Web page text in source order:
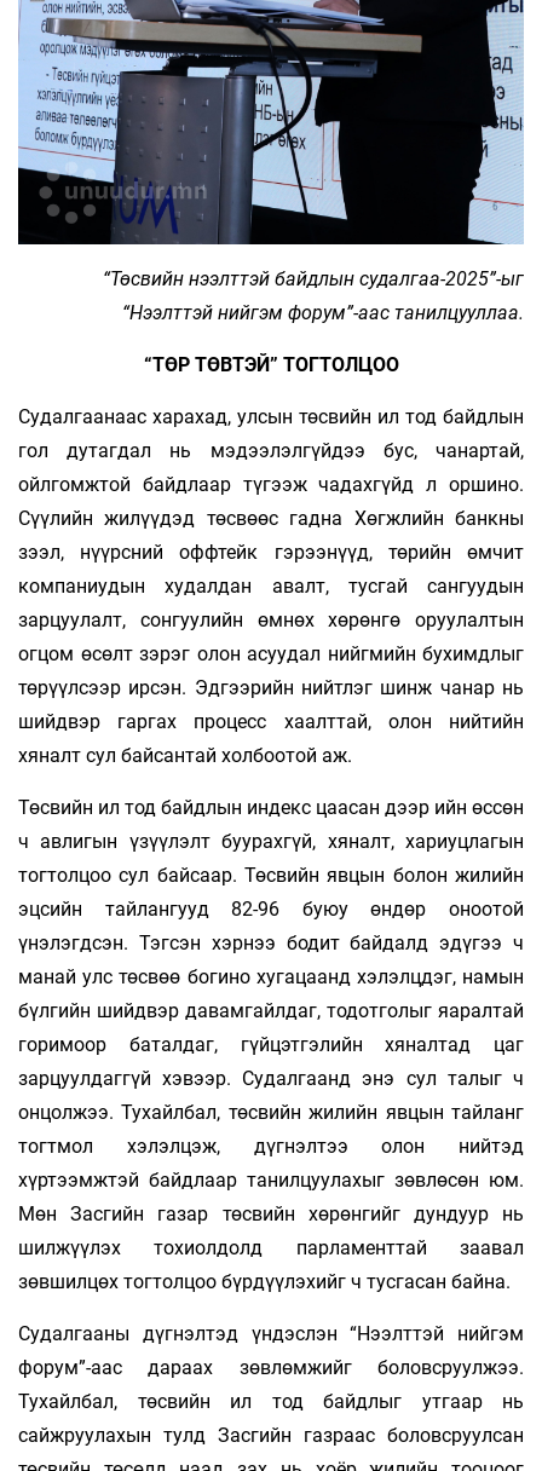
“Төсвийн нээлттэй байдлын судалгаа-2025”-ыг
“Нээлттэй нийгэм форум”-аас танилцууллаа.
“ТӨР ТӨВТЭЙ” ТОГТОЛЦОО
Судалгаанаас харахад, улсын төсвийн ил тод байдлын
гол дутагдал нь мэдээлэлгүйдээ бус, чанартай,
ойлгомжтой байдлаар түгээж чадахгүйд л оршино.
Сүүлийн жилүүдэд төсвөөс гадна Хөгжлийн банкны
зээл, нүүрсний оффтейк гэрээнүүд, төрийн өмчит
компаниудын худалдан авалт, тусгай сангуудын
зарцуулалт, сонгуулийн өмнөх хөрөнгө оруулалтын
огцом өсөлт зэрэг олон асуудал нийгмийн бухимдлыг
төрүүлсээр ирсэн. Эдгээрийн нийтлэг шинж чанар нь
шийдвэр гаргах процесс хаалттай, олон нийтийн
хяналт сул байсантай холбоотой аж.
Төсвийн ил тод байдлын индекс цаасан дээр ийн өссөн
ч авлигын үзүүлэлт буурахгүй, хяналт, хариуцлагын
тогтолцоо сул байсаар. Төсвийн явцын болон жилийн
эцсийн тайлангууд 82-96 буюу өндөр оноотой
үнэлэгдсэн. Тэгсэн хэрнээ бодит байдалд эдүгээ ч
манай улс төсвөө богино хугацаанд хэлэлцдэг, намын
бүлгийн шийдвэр давамгайлдаг, тодотголыг яаралтай
горимоор баталдаг, гүйцэтгэлийн хяналтад цаг
зарцуулдаггүй хэвээр. Судалгаанд энэ сул талыг ч
онцолжээ. Тухайлбал, төсвийн жилийн явцын тайланг
тогтмол хэлэлцэж, дүгнэлтээ олон нийтэд
хүртээмжтэй байдлаар танилцуулахыг зөвлөсөн юм.
Мөн Засгийн газар төсвийн хөрөнгийг дундуур нь
шилжүүлэх тохиолдолд парламенттай заавал
зөвшилцөх тогтолцоо бүрдүүлэхийг ч тусгасан байна.
Судалгааны дүгнэлтэд үндэслэн “Нээлттэй нийгэм
форум”-аас дараах зөвлөмжийг боловсруулжээ.
Тухайлбал, төсвийн ил тод байдлыг утгаар нь
сайжруулахын тулд Засгийн газраас боловсруулсан